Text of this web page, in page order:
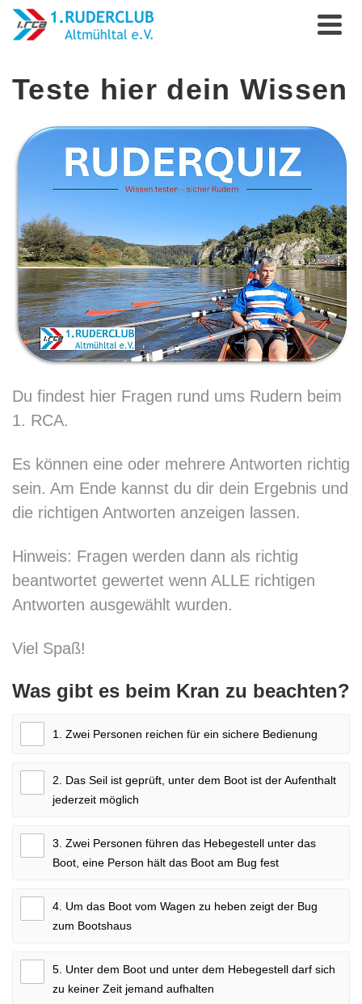
Teste hier dein Wissen
Du findest hier Fragen rund ums Rudern beim
1. RCA.
Es können eine oder mehrere Antworten richtig
sein. Am Ende kannst du dir dein Ergebnis und
die richtigen Antworten anzeigen lassen.
Hinweis: Fragen werden dann als richtig
beantwortet gewertet wenn ALLE richtigen
Antworten ausgewählt wurden.
Viel Spaß!
Was gibt es beim Kran zu beachten?
1. Zwei Personen reichen für ein sichere Bedienung
2. Das Seil ist geprüft, unter dem Boot ist der Aufenthalt
jederzeit möglich
3. Zwei Personen führen das Hebegestell unter das
Boot, eine Person hält das Boot am Bug fest
4. Um das Boot vom Wagen zu heben zeigt der Bug
zum Bootshaus
5. Unter dem Boot und unter dem Hebegestell darf sich
zu keiner Zeit jemand aufhalten